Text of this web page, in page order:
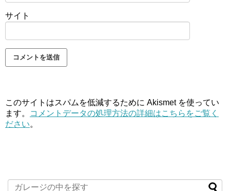
サイト
このサイトはスパムを低減するために Akismet を使ってい
ます。
コメントデータの処理方法の詳細はこちらをご覧く
ださい。